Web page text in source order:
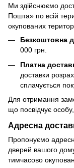
Ми здійснюємо
Пошта» по всій
окупованих
Безкоштовна
000 грн.
Платна
доставки
сплачується
Для отримання
що посвідчує
Адресна
Пропонуємо
дверей вашого
тимчасово